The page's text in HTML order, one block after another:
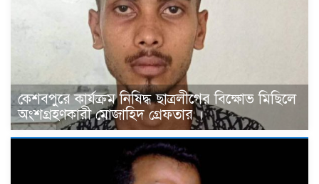
কেশবপুরে কার্যক্রম নিষিদ্ধ ছাত্রলীগের বিক্ষোভ মিছিলে
অংশগ্রহণকারী মোজাহিদ গ্রেফতার ।